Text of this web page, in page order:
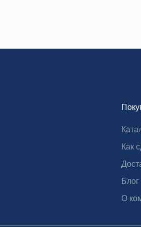
можно кормить регулярно и
2/4/5/8/10/12 (можно настроить)
Как
Блог
О